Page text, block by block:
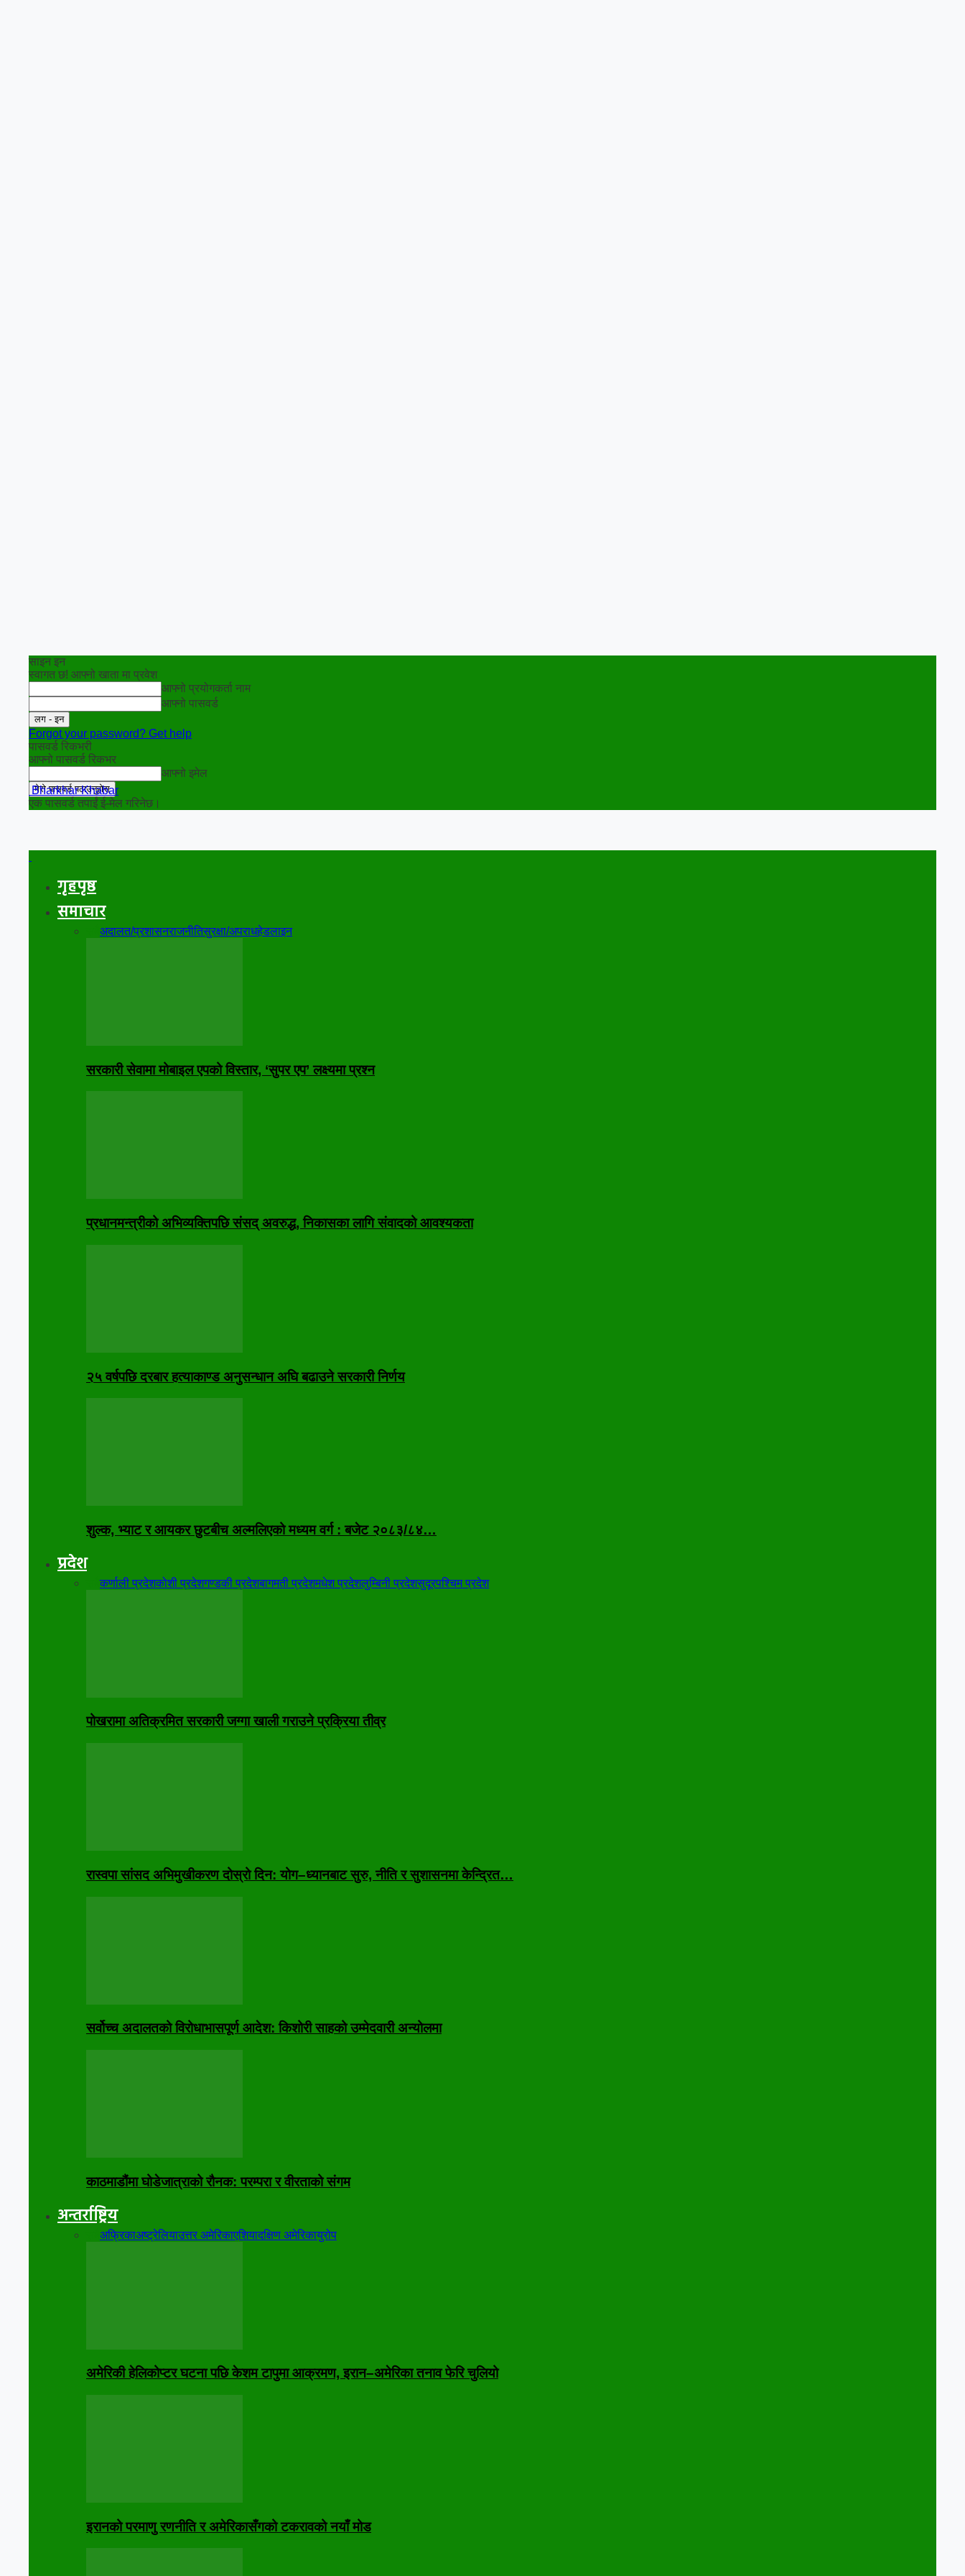
साइन इन
स्वागत छ! आफ्नो खाता मा प्रवेश
आफ्नो प्रयोगकर्ता नाम
आफ्नो पासवर्ड
Forgot your password? Get help
पासवर्ड रिकभरी
आफ्नो पासवर्ड रिकभर
आफ्नो इमेल
एक पासवर्ड तपाईं ई-मेल गरिनेछ।
Bharkhar Khabar
गृहपृष्ठ
समाचार
अदालत/प्रशासनराजनीतिसुरक्षा/अपराधहेडलाइन
सरकारी सेवामा मोबाइल एपको विस्तार, ‘सुपर एप’ लक्ष्यमा प्रश्न
प्रधानमन्त्रीको अभिव्यक्तिपछि संसद् अवरुद्ध, निकासका लागि संवादको आवश्यकता
२५ वर्षपछि दरबार हत्याकाण्ड अनुसन्धान अघि बढाउने सरकारी निर्णय
शुल्क, भ्याट र आयकर छुटबीच अल्मलिएको मध्यम वर्ग : बजेट २०८३/८४…
प्रदेश
सबैकर्णाली प्रदेशकोशी प्रदेशगण्डकी प्रदेशबागमती प्रदेशमधेश प्रदेशलुम्बिनी प्रदेशसुदूरपश्चिम प्रदेश
पोखरामा अतिक्रमित सरकारी जग्गा खाली गराउने प्रक्रिया तीव्र
रास्वपा सांसद अभिमुखीकरण दोस्रो दिन: योग–ध्यानबाट सुरु, नीति र सुशासनमा केन्द्रित…
सर्वोच्च अदालतको विरोधाभासपूर्ण आदेश: किशोरी साहको उम्मेदवारी अन्योलमा
काठमाडौंमा घोडेजात्राको रौनक: परम्परा र वीरताको संगम
अन्तर्राष्ट्रिय
अफ्रिकाअष्ट्रेलियाउत्तर अमेरिकाएशियादक्षिण अमेरिकायुरोप
अमेरिकी हेलिकोप्टर घटना पछि केशम टापुमा आक्रमण, इरान–अमेरिका तनाव फेरि चुलियो
इरानको परमाणु रणनीति र अमेरिकासँगको टकरावको नयाँ मोड